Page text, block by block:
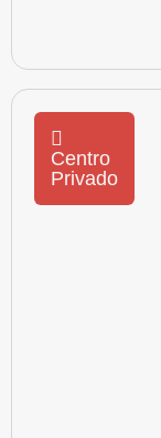
Centro
Privado